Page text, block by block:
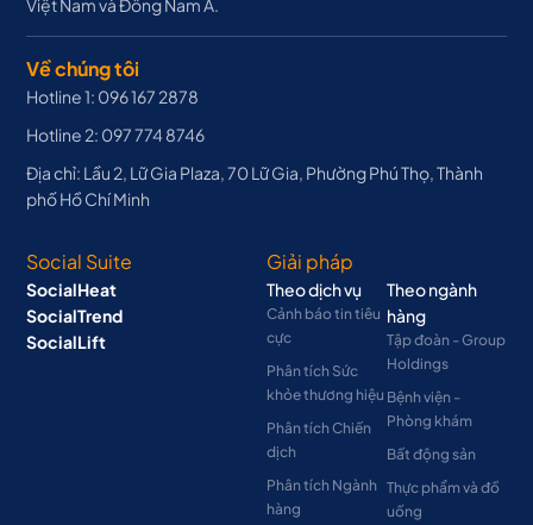
Việt Nam và Đông Nam Á.
Về chúng tôi
Hotline 1: 096 167 2878
Hotline 2: 097 774 8746
Địa chỉ: Lầu 2, Lữ Gia Plaza, 70 Lữ Gia, Phường Phú Thọ, Thành
phố Hồ Chí Minh
Social Suite
SocialHeat
SocialTrend
SocialLift
Giải pháp
Theo dịch vụ
Cảnh báo tin tiêu
cực
Phân tích Sức
khỏe thương hiệu
Phân tích Chiến
dịch
Phân tích Ngành
hàng
Theo ngành
hàng
Tập đoàn - Group
Holdings
Bệnh viện -
Phòng khám
Bất động sản
Thực phẩm và đồ
uống